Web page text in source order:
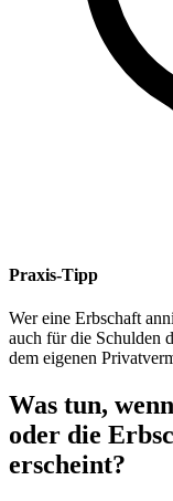
Praxis-Tipp
Wer eine Erbschaft
auch für die Schulden
dem eigenen
Was tun,
oder die
erscheint?